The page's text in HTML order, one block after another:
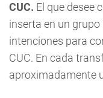
CUC. El que desee
inserta en un
intenciones para
CUC. En cada
aproximadamente